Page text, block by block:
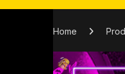
Home